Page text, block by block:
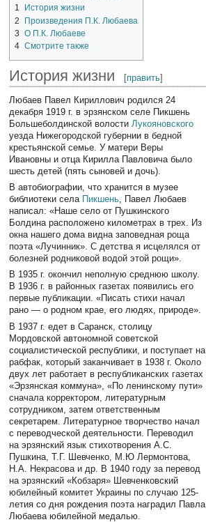
1
История жизни
2
Произведения П.К. Любаева
3
О П.К. Любаеве
4 Смотрите также
История жизни [править]
Любаев Павел Кириллович родился 24
декабря 1919 г. в эрзянском селе Пикшень
Большеболдинской волости Лукояновского
уезда Нижегородской губернии в бедной
крестьянской семье. У матери Веры
Ивановны и отца Кирилла Павловича было
шесть детей (пять сыновей и дочь).
В автобиографии, что хранится в музее
библиотеки села Пикшень, Павел Любаев
написал: «Наше село от Пушкинского
Болдина расположено километрах в трех. Из
окна нашего дома видна заповедная роща
поэта «Лучинник». С детства я исцелялся от
болезней родниковой водой этой рощи».
В 1935 г. окончил неполную среднюю школу.
В 1936 г. в районных газетах появились его
первые публикации. «Писать стихи начал
рано — о родном крае, его людях, природе».
В 1937 г. едет в Саранск, столицу
Мордовской автономной советской
социалистической республики, и поступает на
рабфак, который заканчивает в 1938 г. Около
двух лет работает в республиканских газетах
«Эрзянская коммуна», «По ленинскому пути»
сначала корректором, литературным
сотрудником, затем ответственным
секретарем. Литературное творчество начал
с переводческой деятельности. Переводил
на эрзянский язык стихотворения А.С.
Пушкина, Т.Г. Шевченко, М.Ю Лермонтова,
Н.А. Некрасова и др. В 1940 году за перевод
на эрзянский «Кобзаря» Шевченковский
юбилейный комитет Украины по случаю 125-
летия со дня рождения поэта наградил Павла
Любаева юбилейной медалью.